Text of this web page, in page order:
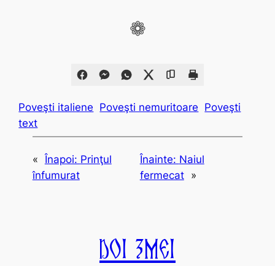
❁
Poveşti italiene Poveşti nemuritoare Poveşti
text
« Înapoi: Prinţul
înfumurat
Înainte: Naiul
fermecat
»
Doi Zmei